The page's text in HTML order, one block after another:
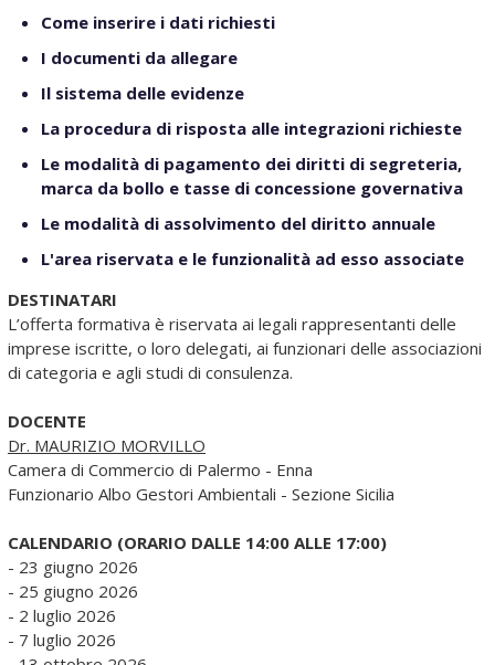
Come inserire i dati richiesti
I documenti da allegare
Il sistema delle evidenze
La procedura di risposta alle integrazioni richieste
Le modalità di pagamento dei diritti di segreteria,
marca da bollo e tasse di concessione governativa
Le modalità di assolvimento del diritto annuale
L'area riservata e le funzionalità ad esso associate
DESTINATARI
L’offerta formativa è riservata ai legali rappresentanti delle
imprese iscritte, o loro delegati, ai funzionari delle associazioni
di categoria e agli studi di consulenza.
DOCENTE
Dr. MAURIZIO MORVILLO
Camera di Commercio di Palermo - Enna
Funzionario Albo Gestori Ambientali - Sezione Sicilia
CALENDARIO (ORARIO DALLE 14:00 ALLE 17:00)
- 23 giugno 2026
- 25 giugno 2026
- 2 luglio 2026
- 7 luglio 2026